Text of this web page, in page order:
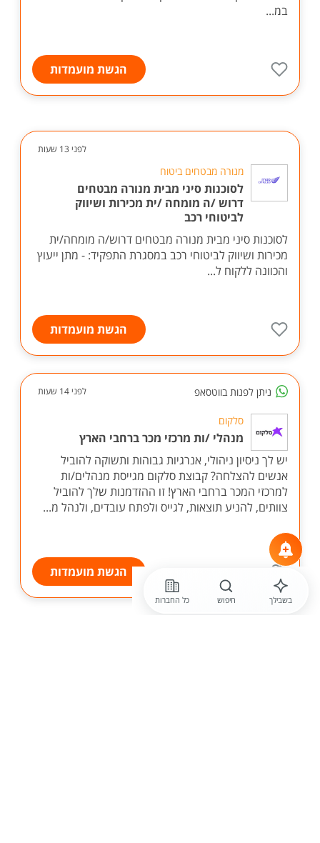
במ...
הגשת מועמדות
לפני 13 שעות
מנורה מבטחים ביטוח
לסוכנות סיני מבית מנורה מבטחים
דרוש /ה מומחה /ית מכירות ושיווק
לביטוחי רכב
לסוכנות סיני מבית מנורה מבטחים דרוש/ה מומחה/ית
מכירות ושיווק לביטוחי רכב במסגרת התפקיד: - מתן ייעוץ
והכוונה ללקוח ל...
הגשת מועמדות
ניתן לפנות בווטסאפ לפני 14 שעות
סלקום
מנהלי /ות מרכזי מכר ברחבי הארץ
יש לך ניסיון ניהולי, אנרגיות גבוהות ותשוקה להוביל
אנשים להצלחה? קבוצת סלקום מגייסת מנהלים/ות
למרכזי המכר ברחבי הארץ! זו ההזדמנות שלך להוביל
צוותים, להניע תוצאות, לגייס ולפתח עובדים, ולנהל מ...
הגשת מועמדות
בשבילך חיפוש כל החברות